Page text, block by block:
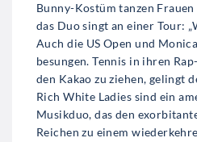
Bunny-Kostüm tanzen
das Duo singt an einer Tour:
Auch die US Open und
besungen. Tennis in ihren
den Kakao zu ziehen, gelingt
Rich White Ladies sind ein
Musikduo, das den
Reichen zu einem